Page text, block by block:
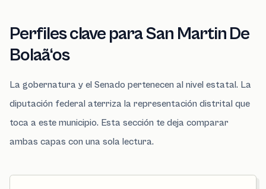
Perfiles clave para San Martin De
Bolaã‘os
La gobernatura y el Senado pertenecen al nivel estatal. La
diputación federal aterriza la representación distrital que
toca a este municipio. Esta sección te deja comparar
ambas capas con una sola lectura.